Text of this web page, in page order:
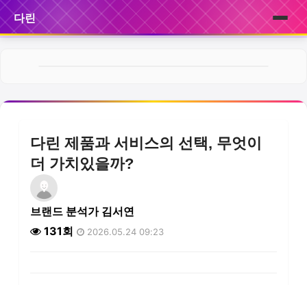
다린
서비스
후기
다린 제품과 서비스의 선택, 무엇이
더 가치있을까?
브랜드 분석가 김서연
131회
2026.05.24 09:23